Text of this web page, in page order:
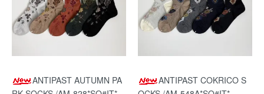
ANTIPAST AUTUMN PA
ANTIPAST COKRICO S